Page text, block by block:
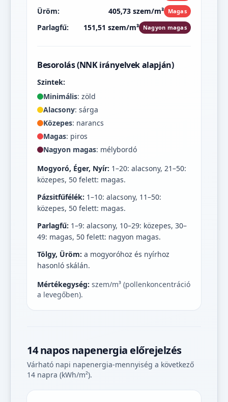
Üröm: 405,73 szem/m³ Magas
Parlagfű: 151,51 szem/m³ Nagyon magas
Besorolás (NNK irányelvek alapján)
Szintek:
Minimális: zöld
Alacsony: sárga
Közepes: narancs
Magas: piros
Nagyon magas: mélybordó
Mogyoró, Éger, Nyír: 1–20: alacsony, 21–50:
közepes, 50 felett: magas.
Pázsitfűfélék: 1–10: alacsony, 11–50:
közepes, 50 felett: magas.
Parlagfű: 1–9: alacsony, 10–29: közepes, 30–
49: magas, 50 felett: nagyon magas.
Tölgy, Üröm: a mogyoróhoz és nyírhoz
hasonló skálán.
Mértékegység: szem/m³ (pollenkoncentráció
a levegőben).
14 napos napenergia előrejelzés
Várható napi napenergia-mennyiség a következő
14 napra (kWh/m²).